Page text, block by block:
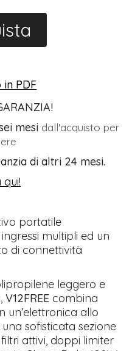
in PDF
mesidall'acquisto per
di altri 24 mesi.
qui!
portatile
multipli ed un
di connettività
leggero e
V12FREE combina
un’elettronica allo
sofisticata sezione
attivi, doppi limiter